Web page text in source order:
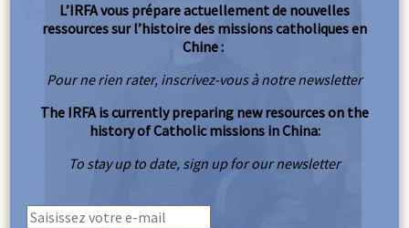
L’IRFA vous prépare actuellement de nouvelles
ressources sur l’histoire des missions catholiques en
Chine :
Pour ne rien rater, inscrivez-vous à notre newsletter
The IRFA is currently preparing new resources on the
history of Catholic missions in China:
To stay up to date, sign up for our newsletter